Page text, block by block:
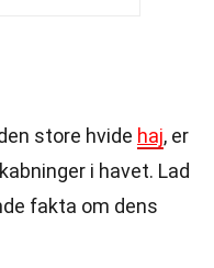
store hvide haj, er
i havet. Lad
fakta om dens